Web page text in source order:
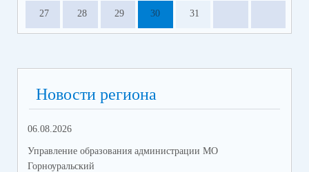
27 28 29 30 31
Новости региона
06.08.2026
Управление образования администрации МО
Горноуральский